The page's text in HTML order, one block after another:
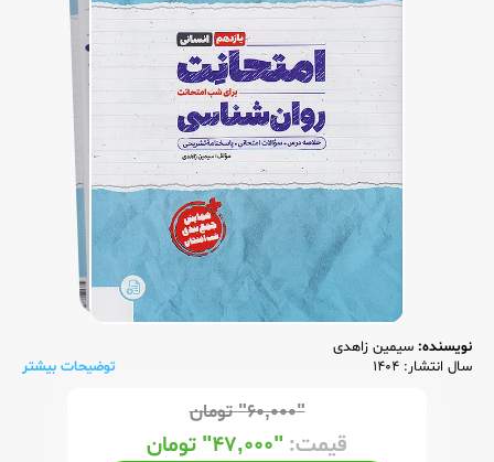
نویسنده: سیمین زاهدی
سال انتشار: 1404
توضیحات بیشتر
"۶۰,۰۰۰" تومان
قیمت: "۴۷,۰۰۰" تومان